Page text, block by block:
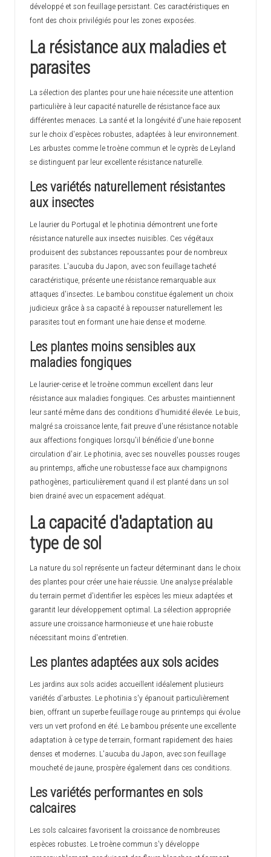
développé et son feuillage persistant. Ces caractéristiques en
font des choix privilégiés pour les zones exposées.
La résistance aux maladies et
parasites
La sélection des plantes pour une haie nécessite une attention
particulière à leur capacité naturelle de résistance face aux
différentes menaces. La santé et la longévité d'une haie reposent
sur le choix d'espèces robustes, adaptées à leur environnement.
Les arbustes comme le troène commun et le cyprès de Leyland
se distinguent par leur excellente résistance naturelle.
Les variétés naturellement résistantes
aux insectes
Le laurier du Portugal et le photinia démontrent une forte
résistance naturelle aux insectes nuisibles. Ces végétaux
produisent des substances repoussantes pour de nombreux
parasites. L'aucuba du Japon, avec son feuillage tacheté
caractéristique, présente une résistance remarquable aux
attaques d'insectes. Le bambou constitue également un choix
judicieux grâce à sa capacité à repousser naturellement les
parasites tout en formant une haie dense et moderne.
Les plantes moins sensibles aux
maladies fongiques
Le laurier-cerise et le troène commun excellent dans leur
résistance aux maladies fongiques. Ces arbustes maintiennent
leur santé même dans des conditions d'humidité élevée. Le buis,
malgré sa croissance lente, fait preuve d'une résistance notable
aux affections fongiques lorsqu'il bénéficie d'une bonne
circulation d'air. Le photinia, avec ses nouvelles pousses rouges
au printemps, affiche une robustesse face aux champignons
pathogènes, particulièrement quand il est planté dans un sol
bien drainé avec un espacement adéquat.
La capacité d'adaptation au
type de sol
La nature du sol représente un facteur déterminant dans le choix
des plantes pour créer une haie réussie. Une analyse préalable
du terrain permet d'identifier les espèces les mieux adaptées et
garantit leur développement optimal. La sélection appropriée
assure une croissance harmonieuse et une haie robuste
nécessitant moins d'entretien.
Les plantes adaptées aux sols acides
Les jardins aux sols acides accueillent idéalement plusieurs
variétés d'arbustes. Le photinia s'y épanouit particulièrement
bien, offrant un superbe feuillage rouge au printemps qui évolue
vers un vert profond en été. Le bambou présente une excellente
adaptation à ce type de terrain, formant rapidement des haies
denses et modernes. L'aucuba du Japon, avec son feuillage
moucheté de jaune, prospère également dans ces conditions.
Les variétés performantes en sols
calcaires
Les sols calcaires favorisent la croissance de nombreuses
espèces robustes. Le troène commun s'y développe